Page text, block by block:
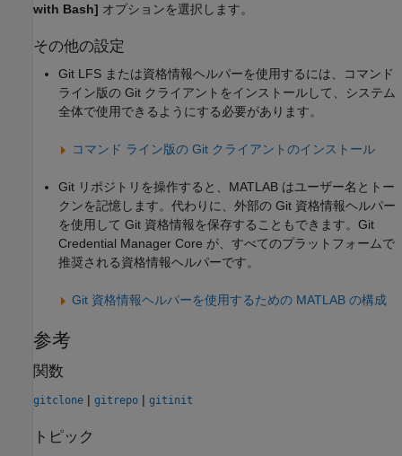
with Bash] オプションを選択します。
その他の設定
Git LFS または資格情報ヘルパーを使用するには、コマンド
ライン版の Git クライアントをインストールして、システム
全体で使用できるようにする必要があります。
コマンド ライン版の Git クライアントのインストール
Git リポジトリを操作すると、MATLAB はユーザー名とトー
クンを記憶します。代わりに、外部の Git 資格情報ヘルパー
を使用して Git 資格情報を保存することもできます。Git
Credential Manager Core が、すべてのプラットフォームで
推奨される資格情報ヘルパーです。
Git 資格情報ヘルパーを使用するための MATLAB の構成
参考
関数
gitclone | gitrepo | gitinit
トピック